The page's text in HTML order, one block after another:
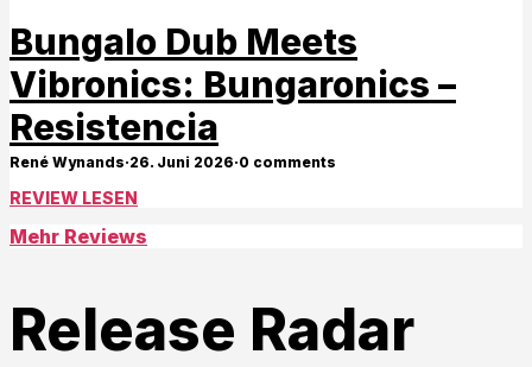
Bungalo Dub Meets
Vibronics: Bungaronics –
Resistencia
René Wynands·26. Juni 2026·0 comments
REVIEW LESEN
Mehr Reviews
Release Radar